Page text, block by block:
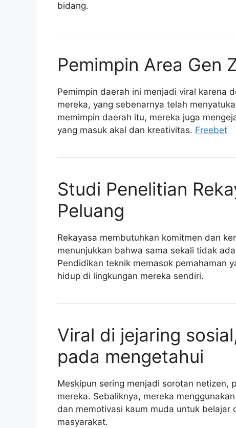
bidang.
Pemimpin Area Gen
Pemimpin daerah ini menjadi viral karena
mereka, yang sebenarnya telah
memimpin daerah itu, mereka juga
yang masuk akal dan kreativitas. Freebet
Studi Penelitian
Peluang
Rekayasa membutuhkan komitmen dan
menunjukkan bahwa sama sekali tidak
Pendidikan teknik memasok pemahaman
hidup di lingkungan mereka sendiri.
Viral di jejaring
pada mengetahui
Meskipun sering menjadi sorotan netizen,
mereka. Sebaliknya, mereka
dan memotivasi kaum muda untuk
masyarakat.